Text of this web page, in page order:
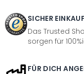
SICHER
Das Trusted
sorgen für
FÜR DICH